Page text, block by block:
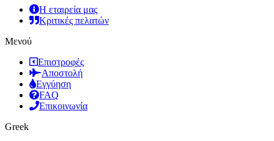
Η εταιρεία μας
Κριτικές πελατών
Μενού
Επιστροφές
Αποστολή
Εγγύηση
FAQ
Επικοινωνία
Greek